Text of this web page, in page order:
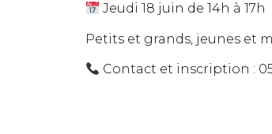
Jeudi 18 juin de 14h à 17h
Petits et grands, jeunes et
Contact et inscription :